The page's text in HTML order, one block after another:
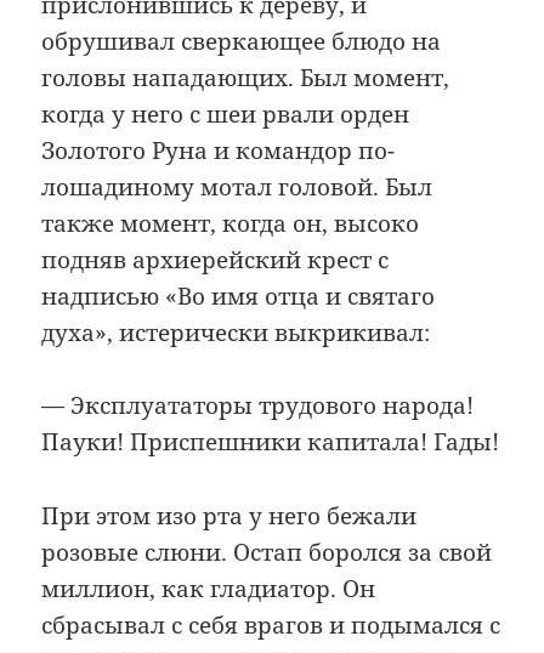
обрушивал сверкающее блюдо на
головы нападающих. Был момент,
когда у него с шеи рвали орден
Золотого Руна и командор по-
лошадиному мотал головой. Был
также момент, когда он, высоко
подняв архиерейский крест с
надписью «Во имя отца и святаго
духа», истерически выкрикивал:
— Эксплуататоры трудового народа!
Пауки! Приспешники капитала! Гады!
При этом изо рта у него бежали
розовые слюни. Остап боролся за свой
миллион, как гладиатор. Он
сбрасывал с себя врагов и подымался с